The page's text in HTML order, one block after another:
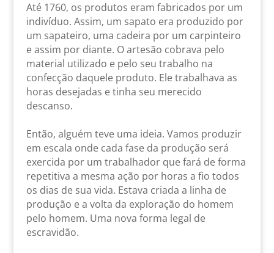
Até 1760, os produtos eram fabricados por um
indivíduo. Assim, um sapato era produzido por
um sapateiro, uma cadeira por um carpinteiro
e assim por diante. O artesão cobrava pelo
material utilizado e pelo seu trabalho na
confecção daquele produto. Ele trabalhava as
horas desejadas e tinha seu merecido
descanso.
Então, alguém teve uma ideia. Vamos produzir
em escala onde cada fase da produção será
exercida por um trabalhador que fará de forma
repetitiva a mesma ação por horas a fio todos
os dias de sua vida. Estava criada a linha de
produção e a volta da exploração do homem
pelo homem. Uma nova forma legal de
escravidão.